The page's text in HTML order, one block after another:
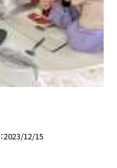
2023/12/15